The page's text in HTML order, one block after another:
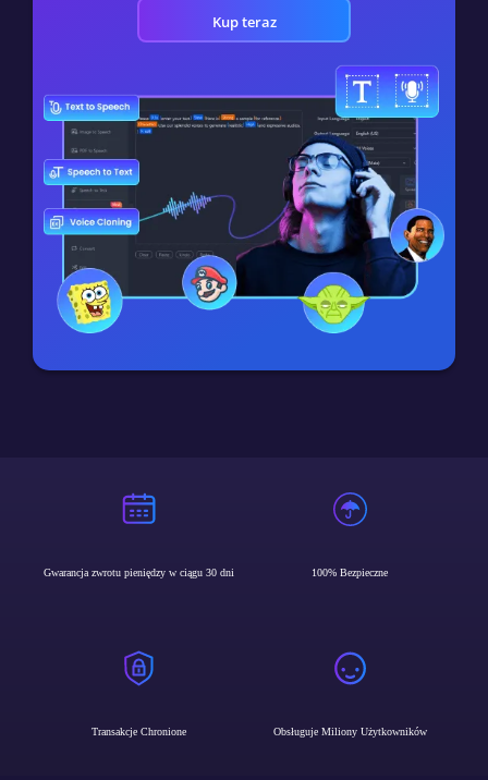
Kup teraz
Gwarancja zwrotu pieniędzy w ciągu 30 dni 100% Bezpieczne
Transakcje Chronione Obsługuje Miliony Użytkowników